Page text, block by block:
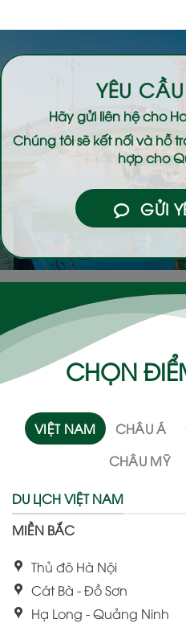
YÊU
Hãy gửi liên hệ cho
Chúng tôi sẽ kết nối và hỗ
hợp cho
GỬI
CHỌN
VIỆT NAM CHÂU Á
CHÂU MỸ
DU LỊCH VIỆT NAM
MIỀN BẮC
Thủ đô Hà Nội
Cát Bà - Đồ Sơn
Hạ Long - Quảng Ninh